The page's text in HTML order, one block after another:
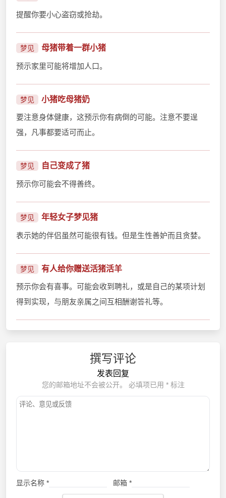
提醒你要小心盗窃或抢劫。
梦见 母猪带着一群小猪
预示家里可能将增加人口。
梦见 小猪吃母猪奶
要注意身体健康，这预示你有病倒的可能。注意不要逞
强，凡事都要适可而止。
梦见 自己变成了猪
预示你可能会不得善终。
梦见 年轻女子梦见猪
表示她的伴侣虽然可能很有钱。但是生性善妒而且贪婪。
梦见 有人给你赠送活猪活羊
预示你会有喜事。可能会收到聘礼，或是自己的某项计划
得到实现，与朋友亲属之间互相酬谢答礼等。
撰写评论
发表回复
您的邮箱地址不会被公开。 必填项已用 *标注
显示名称 * 邮箱 *